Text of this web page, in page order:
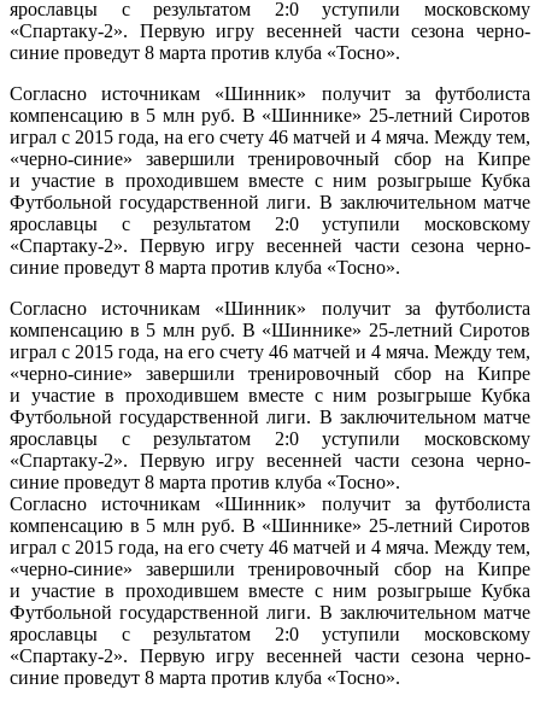
ярославцы с результатом 2:0 уступили московскому
«Спартаку-2». Первую игру весенней части сезона черно-
синие проведут 8 марта против клуба «Тосно».
Согласно источникам «Шинник» получит за футболиста
компенсацию в 5 млн руб. В «Шиннике» 25-летний Сиротов
играл с 2015 года, на его счету 46 матчей и 4 мяча. Между тем,
«черно-синие» завершили тренировочный сбор на Кипре
и участие в проходившем вместе с ним розыгрыше Кубка
Футбольной государственной лиги. В заключительном матче
ярославцы с результатом 2:0 уступили московскому
«Спартаку-2». Первую игру весенней части сезона черно-
синие проведут 8 марта против клуба «Тосно».
Согласно источникам «Шинник» получит за футболиста
компенсацию в 5 млн руб. В «Шиннике» 25-летний Сиротов
играл с 2015 года, на его счету 46 матчей и 4 мяча. Между тем,
«черно-синие» завершили тренировочный сбор на Кипре
и участие в проходившем вместе с ним розыгрыше Кубка
Футбольной государственной лиги. В заключительном матче
ярославцы с результатом 2:0 уступили московскому
«Спартаку-2». Первую игру весенней части сезона черно-
синие проведут 8 марта против клуба «Тосно».
Согласно источникам «Шинник» получит за футболиста
компенсацию в 5 млн руб. В «Шиннике» 25-летний Сиротов
играл с 2015 года, на его счету 46 матчей и 4 мяча. Между тем,
«черно-синие» завершили тренировочный сбор на Кипре
и участие в проходившем вместе с ним розыгрыше Кубка
Футбольной государственной лиги. В заключительном матче
ярославцы с результатом 2:0 уступили московскому
«Спартаку-2». Первую игру весенней части сезона черно-
синие проведут 8 марта против клуба «Тосно».